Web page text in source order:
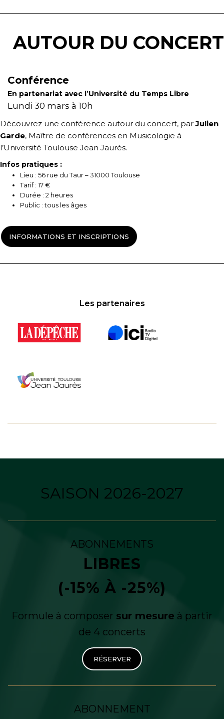
AUTOUR DU CONCERT
Conférence
En partenariat avec l’Université du Temps Libre
Lundi 30 mars à 10h
Découvrez une conférence autour du concert, parJulien
Garde, Maître de conférences en Musicologie à
l’Université Toulouse Jean Jaurès.
Infos pratiques :
Lieu : 56 rue du Taur – 31000 Toulouse
Tarif : 17 €
Durée : 2 heures
Public : tous les âges
INFORMATIONS ET INSCRIPTIONS
Les partenaires
SAISON 2026-2027
ABONNEMENTS
LIBRES
(-15% À -25%)
Formule à composer sur mesure à partir
de 4 concerts
RÉSERVER
ABONNEMENT